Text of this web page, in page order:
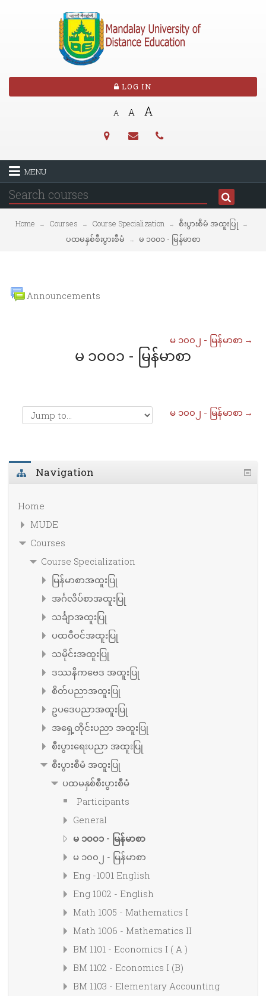
LOG IN
A A A
MENU
Home → Courses → Course Specialization → စီးပွားစီမံ အထူးပြု →
ပထမနှစ်စီးပွားစီမံ → မ ၁၀၀၁ - မြန်မာစာ
Announcements
မ ၁၀၀၂ - မြန်မာစာ →
မ ၁၀၀၁ - မြန်မာစာ
မ ၁၀၀၂ - မြန်မာစာ →
Navigation
Home
MUDE
Courses
Course Specialization
မြန်မာစာအထူးပြု
အင်္ဂလိပ်စာအထူးပြု
သင်္ချာအထူးပြု
ပထဝီဝင်အထူးပြု
သမိုင်းအထူးပြု
ဒဿနိကဗေဒ အထူးပြု
စိတ်ပညာအထူးပြု
ဥပဒေပညာအထူးပြု
အရှေ့တိုင်းပညာ အထူးပြု
စီးပွားရေးပညာ အထူးပြု
စီးပွားစီမံ အထူးပြု
ပထမနှစ်စီးပွားစီမံ
Participants
General
မ ၁၀၀၁ - မြန်မာစာ
မ ၁၀၀၂ - မြန်မာစာ
Eng -1001 English
Eng 1002 - English
Math 1005 - Mathematics I
Math 1006 - Mathematics II
BM 1101 - Economics I ( A )
BM 1102 - Economics I (B)
BM 1103 - Elementary Accounting